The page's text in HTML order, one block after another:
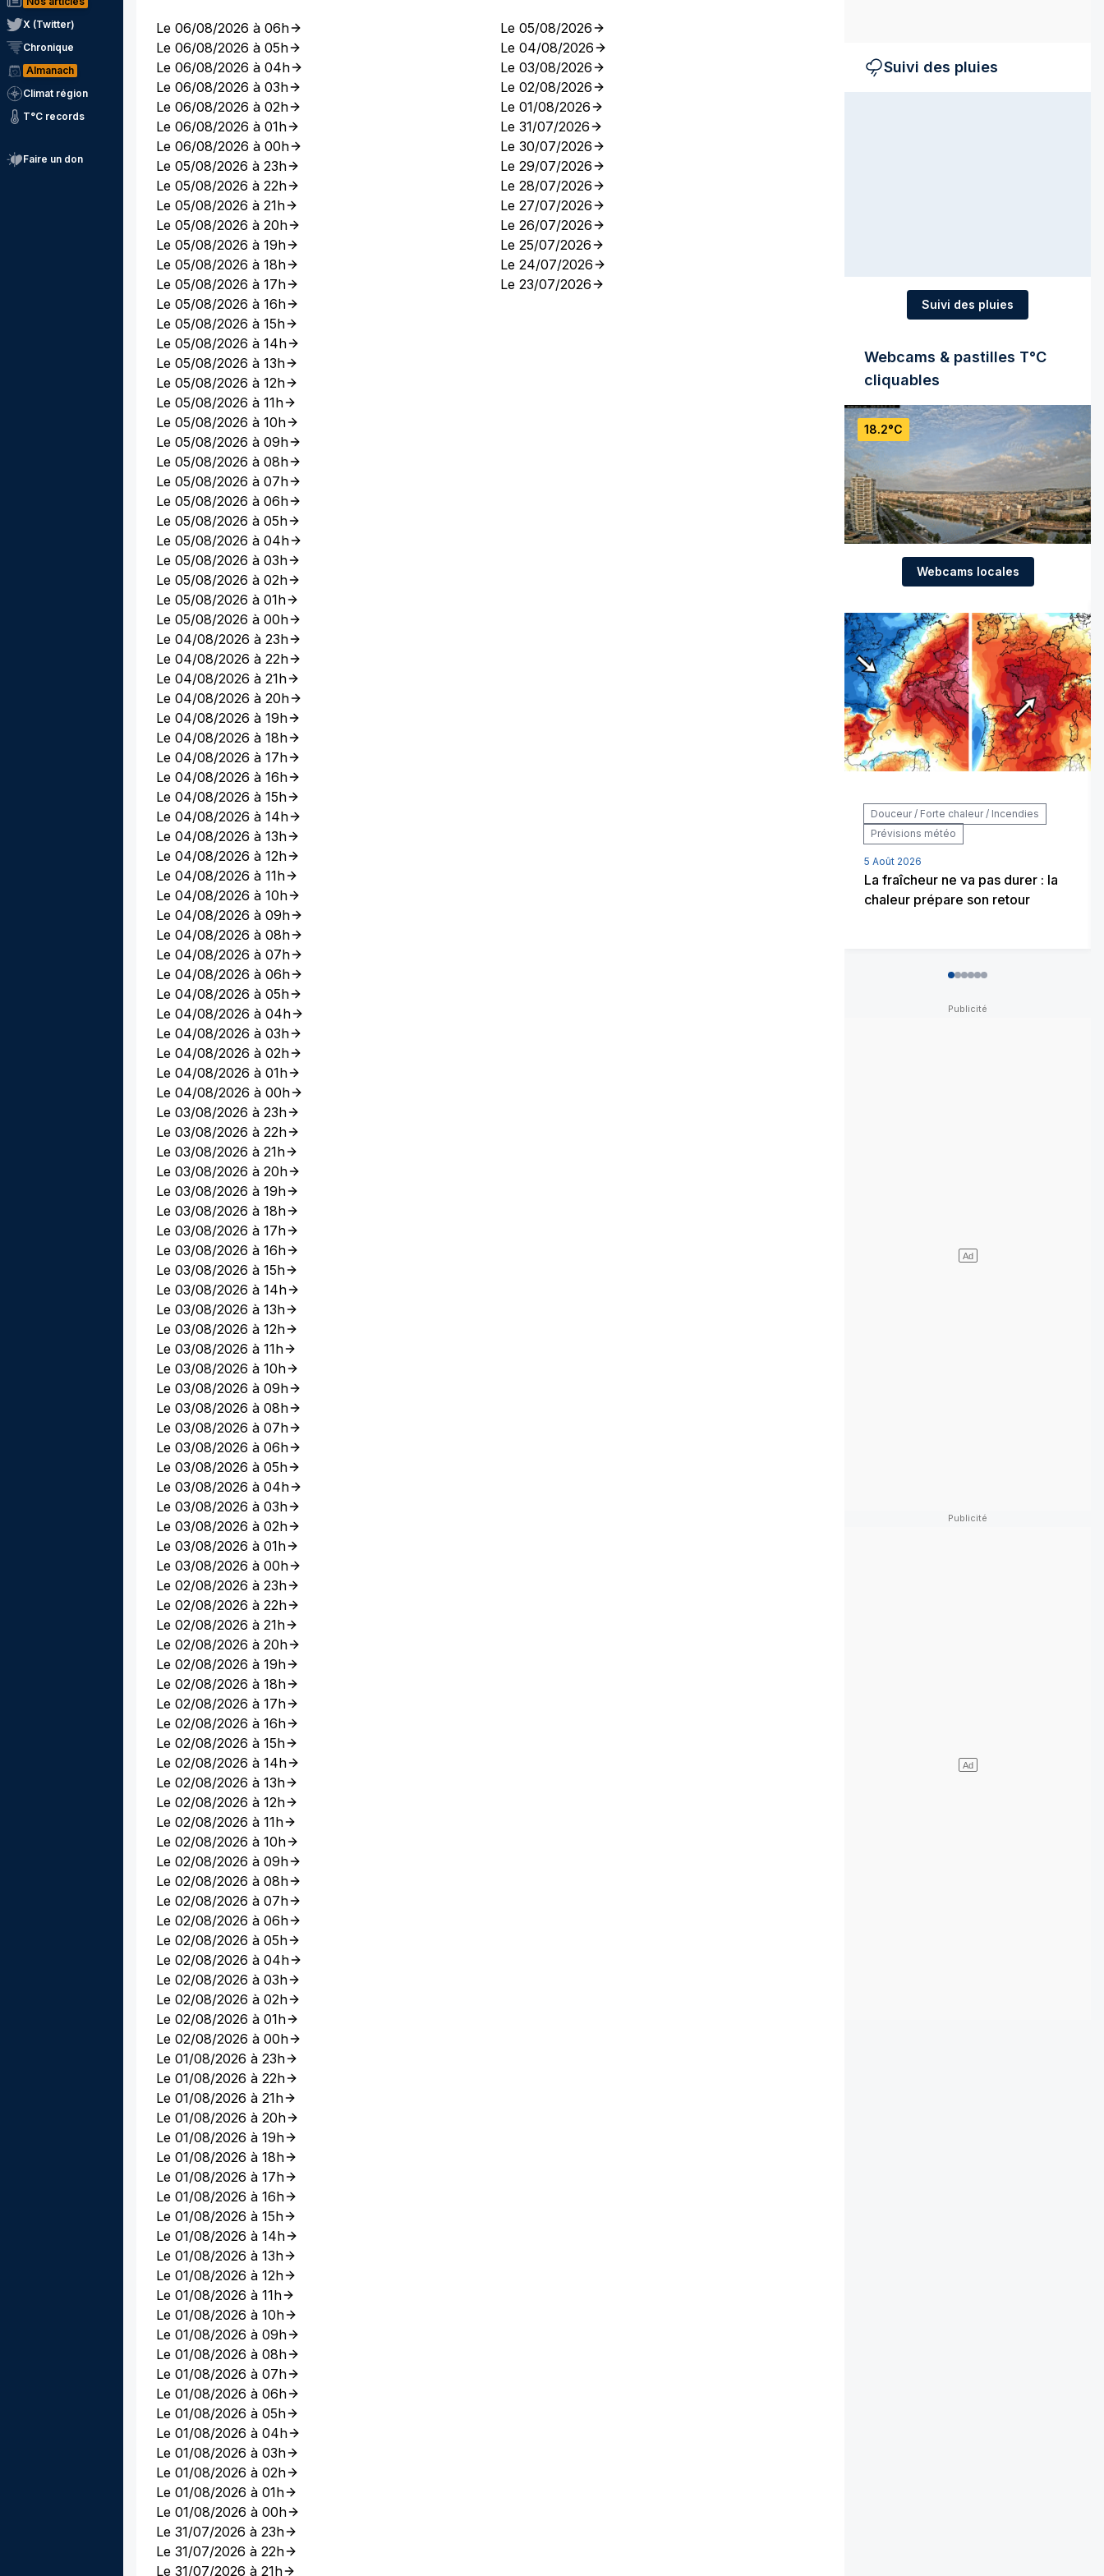
X (Twitter)
Chronique
Almanach
Climat région
T°C records
Faire un don
Le 06/08/2026 à 06h
Le 06/08/2026 à 05h
Le 06/08/2026 à 04h
Le 06/08/2026 à 03h
Le 06/08/2026 à 02h
Le 06/08/2026 à 01h
Le 06/08/2026 à 00h
Le 05/08/2026 à 23h
Le 05/08/2026 à 22h
Le 05/08/2026 à 21h
Le 05/08/2026 à 20h
Le 05/08/2026 à 19h
Le 05/08/2026 à 18h
Le 05/08/2026 à 17h
Le 05/08/2026 à 16h
Le 05/08/2026 à 15h
Le 05/08/2026 à 14h
Le 05/08/2026 à 13h
Le 05/08/2026 à 12h
Le 05/08/2026 à 11h
Le 05/08/2026 à 10h
Le 05/08/2026 à 09h
Le 05/08/2026 à 08h
Le 05/08/2026 à 07h
Le 05/08/2026 à 06h
Le 05/08/2026 à 05h
Le 05/08/2026 à 04h
Le 05/08/2026 à 03h
Le 05/08/2026 à 02h
Le 05/08/2026 à 01h
Le 05/08/2026 à 00h
Le 04/08/2026 à 23h
Le 04/08/2026 à 22h
Le 04/08/2026 à 21h
Le 04/08/2026 à 20h
Le 04/08/2026 à 19h
Le 04/08/2026 à 18h
Le 04/08/2026 à 17h
Le 04/08/2026 à 16h
Le 04/08/2026 à 15h
Le 04/08/2026 à 14h
Le 04/08/2026 à 13h
Le 04/08/2026 à 12h
Le 04/08/2026 à 11h
Le 04/08/2026 à 10h
Le 04/08/2026 à 09h
Le 04/08/2026 à 08h
Le 04/08/2026 à 07h
Le 04/08/2026 à 06h
Le 04/08/2026 à 05h
Le 04/08/2026 à 04h
Le 04/08/2026 à 03h
Le 04/08/2026 à 02h
Le 04/08/2026 à 01h
Le 04/08/2026 à 00h
Le 03/08/2026 à 23h
Le 03/08/2026 à 22h
Le 03/08/2026 à 21h
Le 03/08/2026 à 20h
Le 03/08/2026 à 19h
Le 03/08/2026 à 18h
Le 03/08/2026 à 17h
Le 03/08/2026 à 16h
Le 03/08/2026 à 15h
Le 03/08/2026 à 14h
Le 03/08/2026 à 13h
Le 03/08/2026 à 12h
Le 03/08/2026 à 11h
Le 03/08/2026 à 10h
Le 03/08/2026 à 09h
Le 03/08/2026 à 08h
Le 03/08/2026 à 07h
Le 03/08/2026 à 06h
Le 03/08/2026 à 05h
Le 03/08/2026 à 04h
Le 03/08/2026 à 03h
Le 03/08/2026 à 02h
Le 03/08/2026 à 01h
Le 03/08/2026 à 00h
Le 02/08/2026 à 23h
Le 02/08/2026 à 22h
Le 02/08/2026 à 21h
Le 02/08/2026 à 20h
Le 02/08/2026 à 19h
Le 02/08/2026 à 18h
Le 02/08/2026 à 17h
Le 02/08/2026 à 16h
Le 02/08/2026 à 15h
Le 02/08/2026 à 14h
Le 02/08/2026 à 13h
Le 02/08/2026 à 12h
Le 02/08/2026 à 11h
Le 02/08/2026 à 10h
Le 02/08/2026 à 09h
Le 02/08/2026 à 08h
Le 02/08/2026 à 07h
Le 02/08/2026 à 06h
Le 02/08/2026 à 05h
Le 02/08/2026 à 04h
Le 02/08/2026 à 03h
Le 02/08/2026 à 02h
Le 02/08/2026 à 01h
Le 02/08/2026 à 00h
Le 01/08/2026 à 23h
Le 01/08/2026 à 22h
Le 01/08/2026 à 21h
Le 01/08/2026 à 20h
Le 01/08/2026 à 19h
Le 01/08/2026 à 18h
Le 01/08/2026 à 17h
Le 01/08/2026 à 16h
Le 01/08/2026 à 15h
Le 01/08/2026 à 14h
Le 01/08/2026 à 13h
Le 01/08/2026 à 12h
Le 01/08/2026 à 11h
Le 01/08/2026 à 10h
Le 01/08/2026 à 09h
Le 01/08/2026 à 08h
Le 01/08/2026 à 07h
Le 01/08/2026 à 06h
Le 01/08/2026 à 05h
Le 01/08/2026 à 04h
Le 01/08/2026 à 03h
Le 01/08/2026 à 02h
Le 01/08/2026 à 01h
Le 01/08/2026 à 00h
Le 31/07/2026 à 23h
Le 31/07/2026 à 22h
Le 31/07/2026 à 21h
Le 05/08/2026
Le 04/08/2026
Le 03/08/2026
Le 02/08/2026
Le 01/08/2026
Le 31/07/2026
Le 30/07/2026
Le 29/07/2026
Le 28/07/2026
Le 27/07/2026
Le 26/07/2026
Le 25/07/2026
Le 24/07/2026
Le 23/07/2026
Suivi des pluies
Suivi des pluies
Webcams & pastilles T°C
cliquables
18.2°C
Webcams locales
Douceur / Forte chaleur / Incendies
Prévisions météo
5 Août 2026
La fraîcheur ne va pas durer : la
chaleur prépare son retour
012345